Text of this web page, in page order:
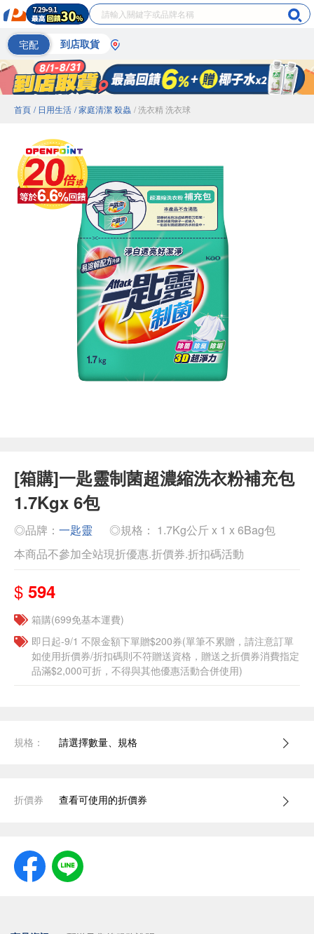
宅配 到店取貨
首頁 / 日用生活 / 家庭清潔 殺蟲 / 洗衣精 洗衣球
[箱購]一匙靈制菌超濃縮洗衣粉補充包
1.7Kgx 6包
◎品牌： 一匙靈
◎規格： 1.7Kg公斤 x 1 x 6Bag包
本商品不參加全站現折優惠.折價券.折扣碼活動
$ 594
箱購(699免基本運費)
即日起-9/1 不限金額下單贈$200券(單筆不累贈，請注意訂單
如使用折價券/折扣碼則不符贈送資格，贈送之折價券消費指定
品滿$2,000可折，不得與其他優惠活動合併使用)
規格： 請選擇數量、規格
折價券 查看可使用的折價券